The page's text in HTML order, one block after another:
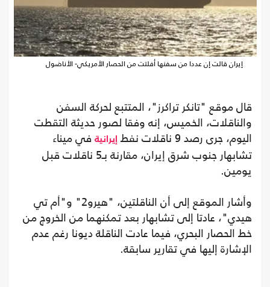
إيران قالت إن عددا من سفنها أفلتت من الحصار الأمريكي- الأناضول
قال موقع "تانكر تراكرز"، المتتبع لحركة السفن
والناقلات، الخميس، إنه وفقا لصور حديثة التقطت
اليوم، جرى رصد 9 ناقلات نفط
إيرانية في ميناء
تشابهار جنوب شرق إيران، مقارنة بـ5 ناقلات قبل
يومين.
وأشار الموقع إلى أن الناقلتين، "هيرو2" و"أم تي
هيدي"، عادتا إلى تشابهار بعد تمكنهما من الخروج من
خط الحصار البحري، فيما عادت الناقلة ديونا رغم عدم
الإشارة إليها في تقارير سابقة.